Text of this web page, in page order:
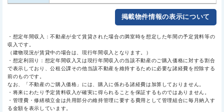
掲載物件情報の表示について
・想定年間収入：不動産が全て賃貸された場合の満室時を想定した年間の予定賃料等の
収入です。
（建物現況が賃貸中の場合は、現行年間収入となります。）
・想定利回り：想定年間収入又は現行年間収入の当該不動産のご購入価格に対する割合
で表示しており、公租公課その他当該不動産を維持するために必要な諸経費を控除する
前のものです。
なお、「不動産のご購入価格」には、購入に係わる諸経費は加算しておりません。
・将来にわたり予定賃料収入が確実に得られることを保証するものではありません。
・管理費・修繕積立金は共用部分の維持管理に要する費用として管理組合に毎月納入す
る金額を表示しています。